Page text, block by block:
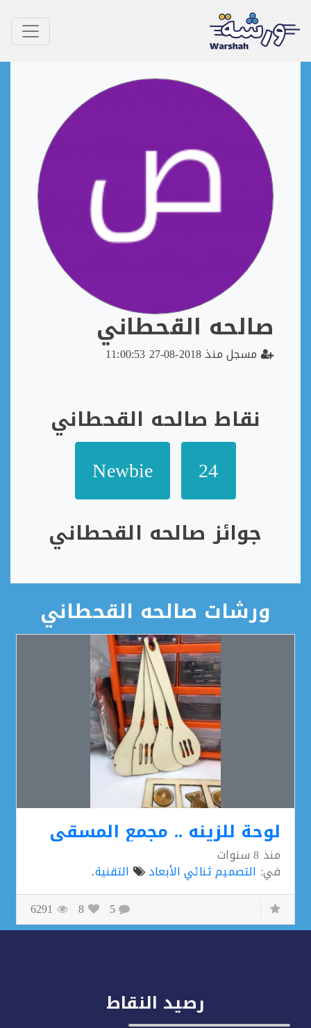
صالحه القحطاني
مسجل منذ 2018-08-27 11:00:53
نقاط صالحه القحطاني
Newbie
جوائز صالحه القحطاني
ورشات صالحه القحطاني
لوحة للزينه .. مجمع المسقي
التصميم ثنائي الأبعاد التقنية.
8
6291
رصيد النقاط